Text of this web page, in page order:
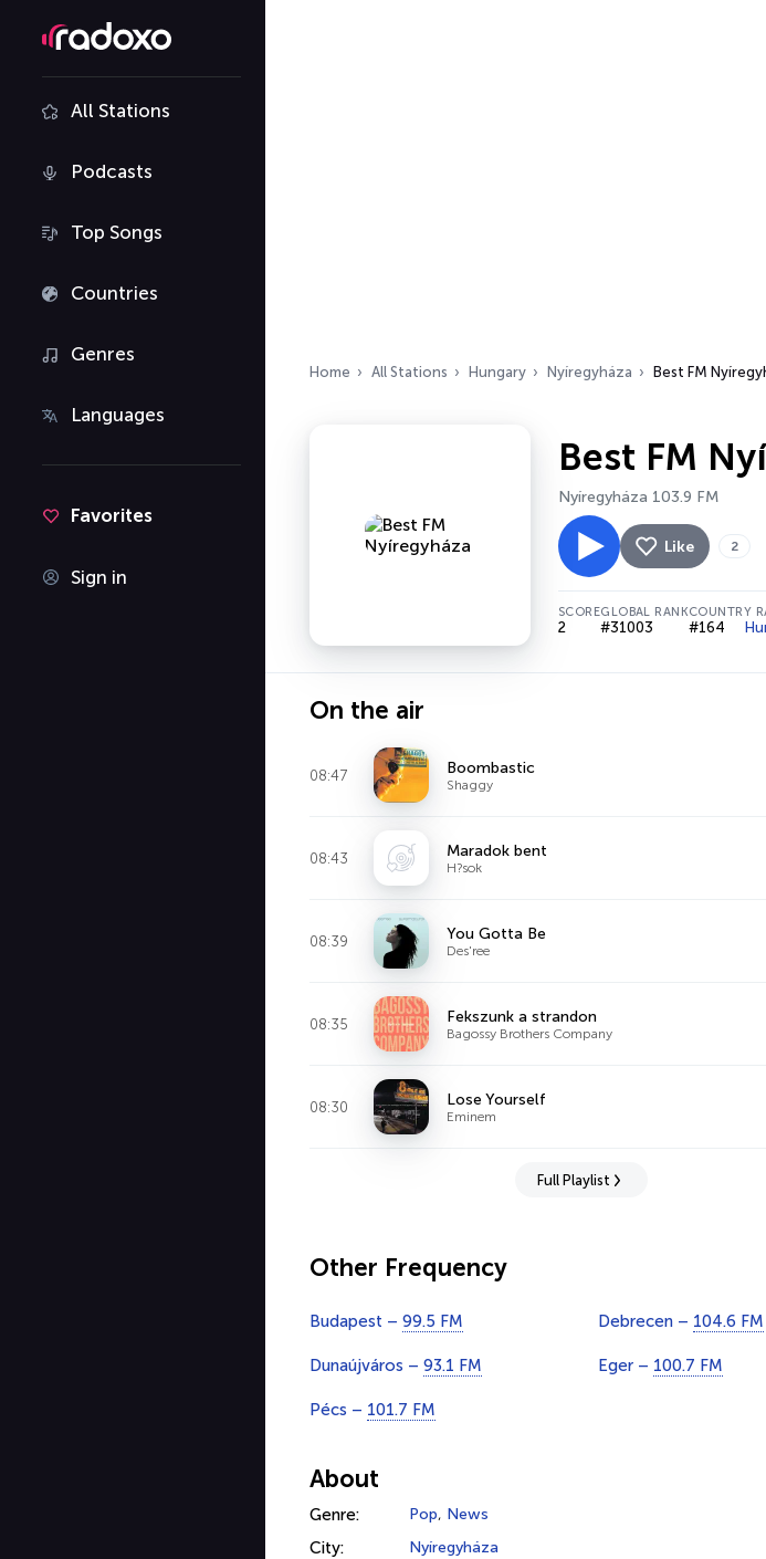
All Stations
Podcasts
Top Songs
Countries
Genres
Languages
Favorites
Sign in
Home All Stations Hungary Nyíregyháza Best FM
Best FM
Nyíregyháza 103.9 FM
Like 2
SCORE
2
GLOBAL RANK
#31003
COUNTRY
#164
On the air
08:47 Boombastic
Shaggy
08:43 Maradok bent
H?sok
08:39 You Gotta Be
Des'ree
08:35 Fekszunk a strandon
Bagossy Brothers Company
08:30 Lose Yourself
Eminem
Full Playlist
Other Frequency
Budapest – 99.5 FM Debrecen – 104.6 FM
Dunaújváros – 93.1 FM Eger – 100.7 FM
Pécs – 101.7 FM
About
Genre: Pop, News
City: Nyíregyháza